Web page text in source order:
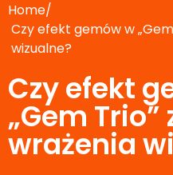
Home/
Czy efekt gemów w
wizualne?
Czy efekt
„Gem
wrażenia